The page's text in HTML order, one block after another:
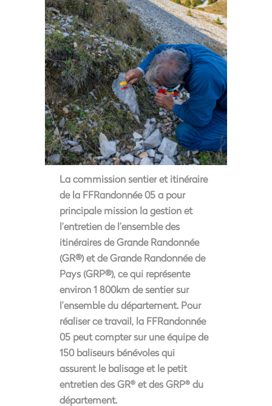
La commission sentier et itinéraire
de la FFRandonnée 05 a pour
principale mission la gestion et
l’entretien de l’ensemble des
itinéraires de Grande Randonnée
(GR®) et de Grande Randonnée de
Pays (GRP®), ce qui représente
environ 1 800km de sentier sur
l’ensemble du département. Pour
réaliser ce travail, la FFRandonnée
05 peut compter sur une équipe de
150 baliseurs bénévoles qui
assurent le balisage et le petit
entretien des GR® et des GRP® du
département.